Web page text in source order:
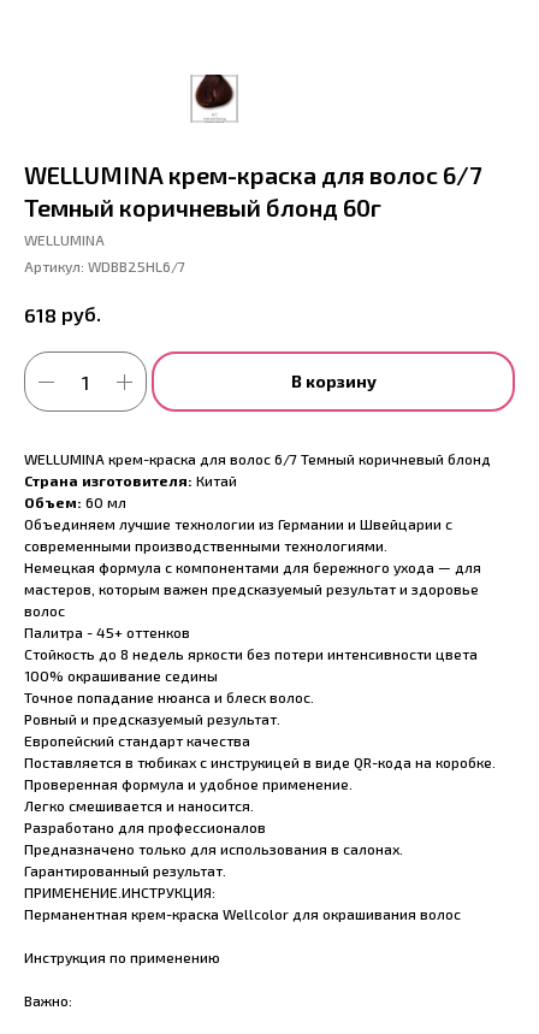
WELLUMINA крем-краска для волос 6/7
Темный коричневый блонд 60г
WELLUMINA
Артикул: WDBB25HL6/7
618 руб.
В корзину
WELLUMINA крем-краска для волос 6/7 Темный коричневый блонд
Страна изготовителя: Китай
Объем: 60 мл
Объединяем лучшие технологии из Германии и Швейцарии с
современными производственными технологиями.
Немецкая формула с компонентами для бережного ухода — для
мастеров, которым важен предсказуемый результат и здоровье
волос
Палитра - 45+ оттенков
Стойкость до 8 недель яркости без потери интенсивности цвета
100% окрашивание седины
Точное попадание нюанса и блеск волос.
Ровный и предсказуемый результат.
Европейский стандарт качества
Поставляется в тюбиках с инструкицей в виде QR-кода на коробке.
Проверенная формула и удобное применение.
Легко смешивается и наносится.
Разработано для профессионалов
Предназначено только для использования в салонах.
Гарантированный результат.
ПРИМЕНЕНИЕ.ИНСТРУКЦИЯ:
Перманентная крем-краска Wellcolor для окрашивания волос
Инструкция по применению
Важно: